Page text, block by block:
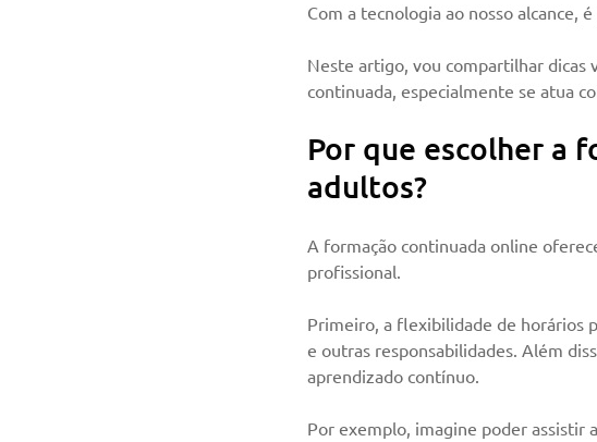
Com a tecnologia ao nosso
Neste artigo, vou compartilhar dicas
continuada, especialmente se atua
Por que escolher a
adultos?
A formação continuada online
profissional.
Primeiro, a flexibilidade de horários
e outras responsabilidades. Além
aprendizado contínuo.
Por exemplo, imagine poder assistir